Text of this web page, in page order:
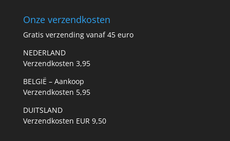
Onze verzendkosten
Gratis verzending vanaf 45 euro
NEDERLAND
Verzendkosten 3,95
BELGIË – Aankoop
Verzendkosten 5,95
DUITSLAND
Verzendkosten EUR 9,50